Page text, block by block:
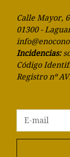
Calle Mayor,
01300 -
Incidencias:
Código
Registro nº